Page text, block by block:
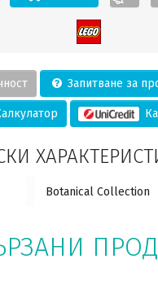
Запитване за
Botanical Collection